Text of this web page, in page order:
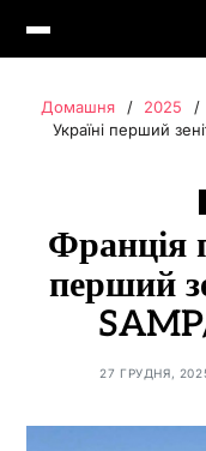
Домашня 2025
Україні перший
Франція
перший
27 ГРУДНЯ,